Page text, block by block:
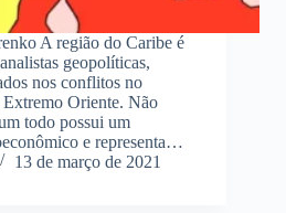
A região do Caribe é
geopolíticas,
nos conflitos no
Oriente. Não
todo possui um
e representa…
13 de março de 2021